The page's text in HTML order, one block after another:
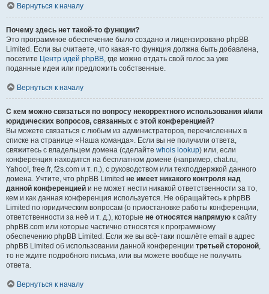
Вернуться к началу
Почему здесь нет такой-то функции?
Это программное обеспечение было создано и лицензировано phpBB
Limited. Если вы считаете, что какая-то функция должна быть добавлена,
посетите Центр идей phpBB, где можно отдать свой голос за уже
поданные идеи или предложить собственные.
Вернуться к началу
С кем можно связаться по вопросу некорректного использования и/или
юридических вопросов, связанных с этой конференцией?
Вы можете связаться с любым из администраторов, перечисленных в
списке на странице «Наша команда». Если вы не получили ответа,
свяжитесь с владельцем домена (сделайте whois lookup) или, если
конференция находится на бесплатном домене (например, chat.ru,
Yahoo!, free.fr, f2s.com и т. п.), с руководством или техподдержкой данного
домена. Учтите, что phpBB Limited не имеет никакого контроля над
данной конференцией и не может нести никакой ответственности за то,
кем и как данная конференция используется. Не обращайтесь к phpBB
Limited по юридическим вопросам (о приостановке работы конференции,
ответственности за неё и т. д.), которые не относятся напрямую к сайту
phpBB.com или которые частично относятся к программному
обеспечению phpBB Limited. Если же вы всё-таки пошлёте email в адрес
phpBB Limited об использовании данной конференции третьей стороной,
то не ждите подробного письма, или вы можете вообще не получить
ответа.
Вернуться к началу